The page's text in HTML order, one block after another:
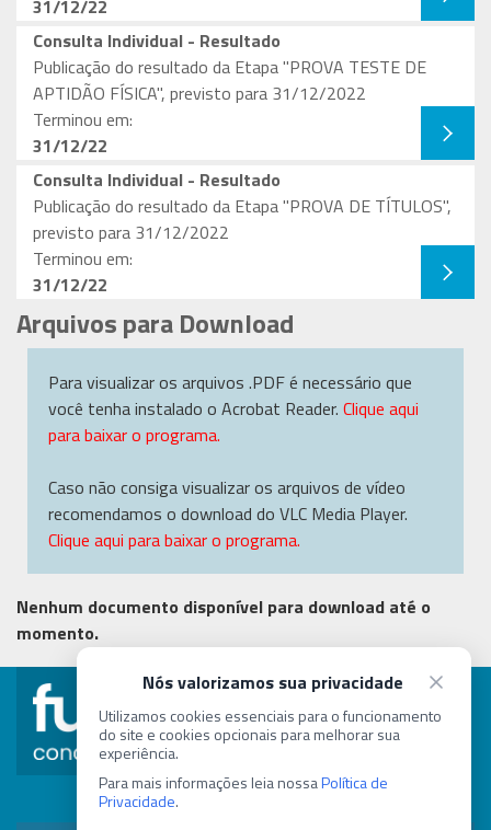
Nós valorizamos sua privacidade
Utilizamos cookies essenciais para o funcionamento
do site e cookies opcionais para melhorar sua
experiência.
Para mais informações leia nossaPolítica de
Privacidade.
31/12/22
Consulta Individual - Resultado
Publicação do resultado da Etapa "PROVA TESTE DE
APTIDÃO FÍSICA", previsto para 31/12/2022
Terminou em:
31/12/22
Consulta Individual - Resultado
Publicação do resultado da Etapa "PROVA DE TÍTULOS",
previsto para 31/12/2022
Terminou em:
31/12/22
Arquivos para Download
Para visualizar os arquivos .PDF é necessário que
você tenha instalado o Acrobat Reader.Clique aqui
para baixar o programa.
Caso não consiga visualizar os arquivos de vídeo
recomendamos o download do VLC Media Player.
Clique aqui para baixar o programa.
Nenhum documento disponível para download até o
momento.